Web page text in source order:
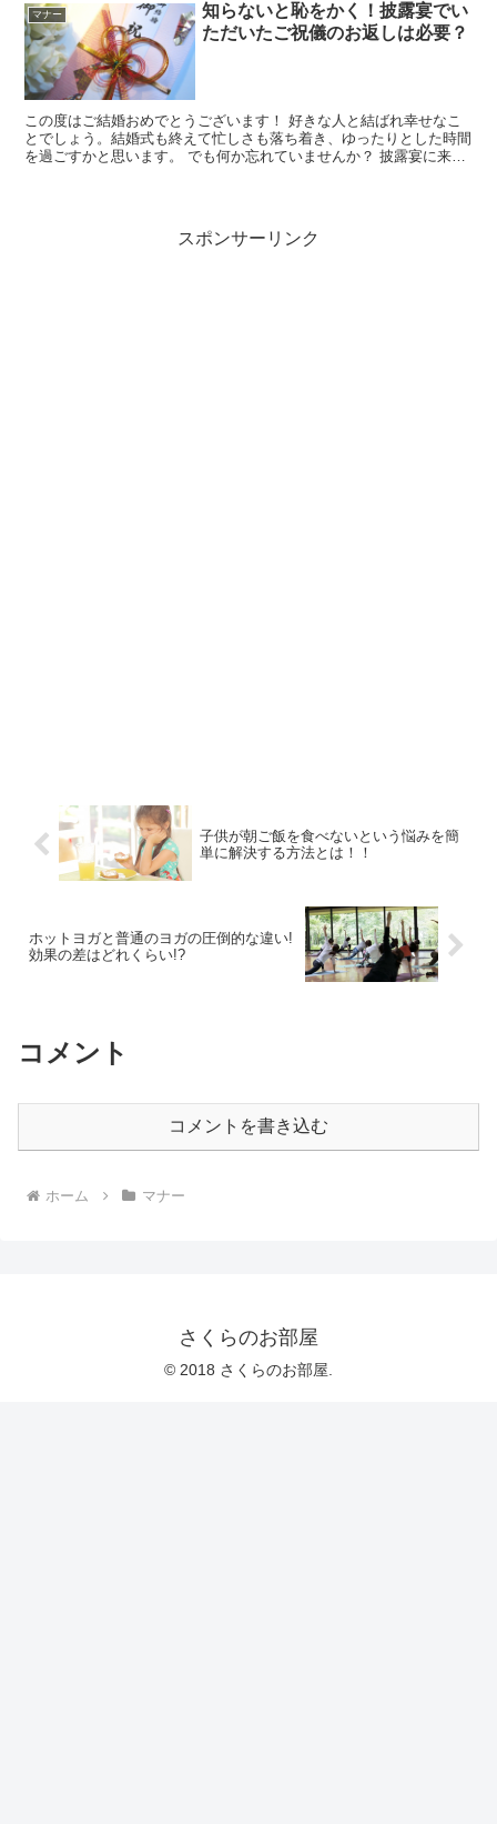
マナー
知らないと恥をかく！披露宴でい
ただいたご祝儀のお返しは必要？
この度はご結婚おめでとうございます！ 好きな人と結ばれ幸せなこ
とでしょう。結婚式も終えて忙しさも落ち着き、ゆったりとした時間
を過ごすかと思います。 でも何か忘れていませんか？ 披露宴に来て
スポンサーリンク
子供が朝ご飯を食べないという悩みを簡
単に解決する方法とは！！
ホットヨガと普通のヨガの圧倒的な違い!
効果の差はどれくらい!?
コメント
コメントを書き込む
ホーム マナー
さくらのお部屋
© 2018 さくらのお部屋.